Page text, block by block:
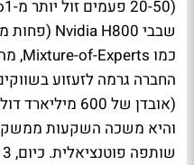
והיא משכה השקעות